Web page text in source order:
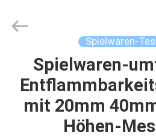
HAUS
PRODUKTE
LTD.
Spielwaren-
Spielwaren-
mit 20mm
Höhen-